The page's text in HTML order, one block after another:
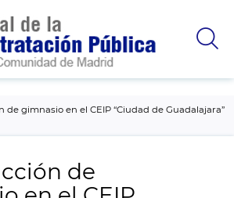
de gimnasio en el CEIP “Ciudad de Guadalajara”
de